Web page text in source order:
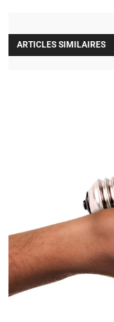
ARTICLES SIMILAIRES